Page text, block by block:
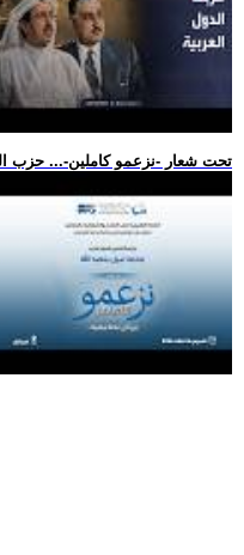
.. تحت شعار -نزعمو كاملين-... حزب